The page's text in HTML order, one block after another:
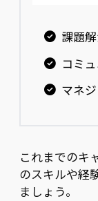
課題
コミ
マネ
これまでのキ
のスキルや経
ましょう。